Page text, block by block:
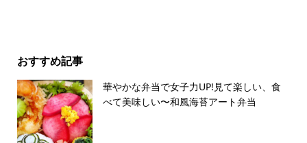
おすすめ記事
華やかな弁当で女子力UP!見て楽しい、食
べて美味しい〜和風海苔アート弁当